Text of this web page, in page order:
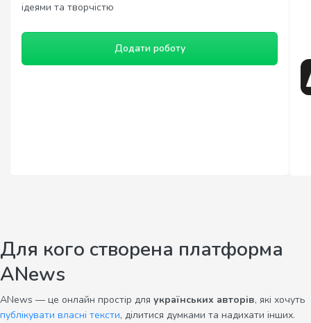
ідеями та творчістю
Додати роботу
Для кого створена платформа
ANews
ANews — це онлайн простір для українських авторів, які хочуть
публікувати власні тексти, ділитися думками та надихати інших.